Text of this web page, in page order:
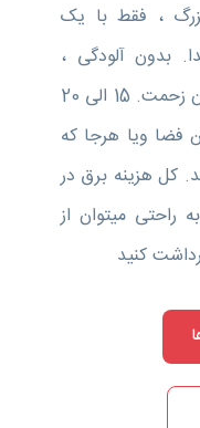
، فقط با یک
بدون آلودگی ،
بدون خطر. بدون دود و بو و بدون زحمت. 15 الی 20
فضا ویا هرجا که
باشد. کل هزینه برق در
به راحتی میتوان از
کنید